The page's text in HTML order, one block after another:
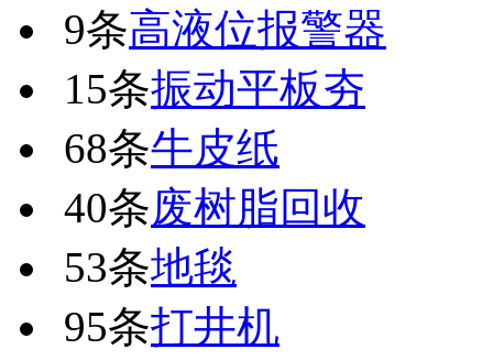
9条高液位报警器
15条振动平板夯
68条牛皮纸
40条废树脂回收
53条地毯
95条打井机